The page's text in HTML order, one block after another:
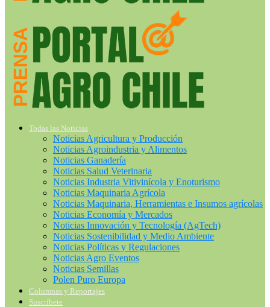
Todas las Noticias
Noticias Agricultura y Producción
Noticias Agroindustria y Alimentos
Noticias Ganadería
Noticias Salud Veterinaria
Noticias Industria Vitivinícola y Enoturismo
Noticias Maquinaria Agrícola
Noticias Maquinaria, Herramientas e Insumos agrícolas
Noticias Economía y Mercados
Noticias Innovación y Tecnología (AgTech)
Noticias Sostenibilidad y Medio Ambiente
Noticias Políticas y Regulaciones
Noticias Agro Eventos
Noticias Semillas
Polen Puro Europa
Columnas y Reportajes
Suscríbete